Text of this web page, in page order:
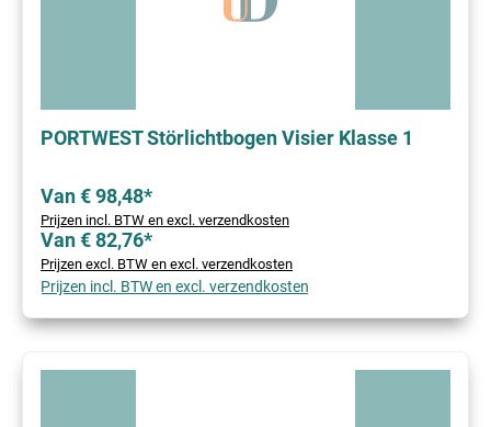
PORTWEST Störlichtbogen Visier Klasse 1
Van € 98,48*
Prijzen incl. BTW en excl. verzendkosten
Van € 82,76*
Prijzen excl. BTW en excl. verzendkosten
Prijzen incl. BTW en excl. verzendkosten